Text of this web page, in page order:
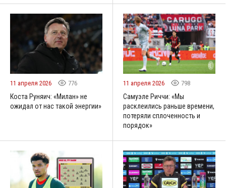
11 апреля 2026 776
Коста Руняич: «Милан» не
ожидал от нас такой энергии»
11 апреля 2026 798
Самуэле Риччи: «Мы
расклеились раньше времени,
потеряли сплоченность и
порядок»